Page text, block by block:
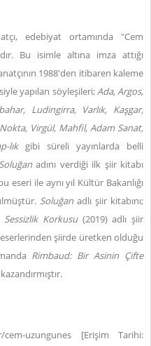
edebiyat ortamında "Cem
Bu isimle altına imza attığı
1988'den itibaren kaleme
yapılan söyleşileri;Ada, Argos,
Ludingirra, Varlık, Kaşgar,
Virgül, Mahfil, Adam Sanat,
lıkgibi süreli yayınlarda belli
Soluğan adını verdiği ilk şiir kitabı
eseri ile aynı yıl Kültür Bakanlığı
Soluğanadlı şiir kitabını;
Sessizlik Korkusu(2019) adlı şiir
şiirde üretken olduğu
Rimbaud: Bir Asinin Çifte
cem-uzungunes [Erişim Tarihi: